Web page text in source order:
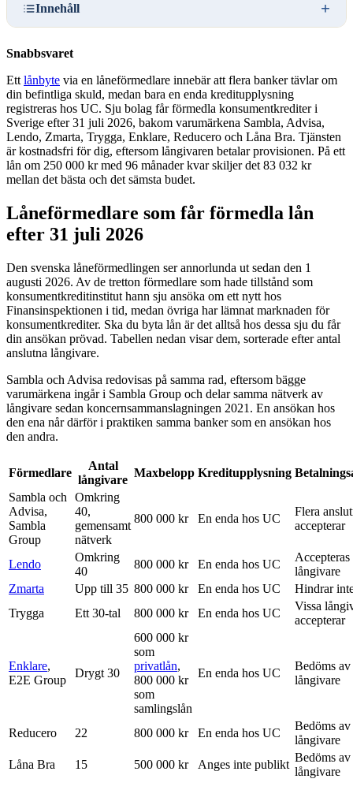
Innehåll
Snabbsvaret
Ett lånbyte via en låneförmedlare innebär att flera banker tävlar om
din befintliga skuld, medan bara en enda kreditupplysning
registreras hos UC. Sju bolag får förmedla konsumentkrediter i
Sverige efter 31 juli 2026, bakom varumärkena Sambla, Advisa,
Lendo, Zmarta, Trygga, Enklare, Reducero och Låna Bra. Tjänsten
är kostnadsfri för dig, eftersom långivaren betalar provisionen. På ett
lån om 250 000 kr med 96 månader kvar skiljer det 83 032 kr
mellan det bästa och det sämsta budet.
Låneförmedlare som får förmedla lån
efter 31 juli 2026
Den svenska låneförmedlingen ser annorlunda ut sedan den 1
augusti 2026. Av de tretton förmedlare som hade tillstånd som
konsumentkreditinstitut hann sju ansöka om ett nytt hos
Finansinspektionen i tid, medan övriga har lämnat marknaden för
konsumentkrediter. Ska du byta lån är det alltså hos dessa sju du får
din ansökan prövad. Tabellen nedan visar dem, sorterade efter antal
anslutna långivare.
Sambla och Advisa redovisas på samma rad, eftersom bägge
varumärkena ingår i Sambla Group och delar samma nätverk av
långivare sedan koncernsammanslagningen 2021. En ansökan hos
den ena når därför i praktiken samma banker som en ansökan hos
den andra.
Förmedlare
Antal
långivare
Maxbelopp Kreditupplysning
Sambla och
Advisa,
Sambla
Group
Omkring
40,
gemensamt
nätverk
800 000 kr En enda hos UC
Flera
accepterar
Lendo
Omkring
40
800 000 kr En enda hos UC
Accepteras
långivare
Zmarta
Upp till 35 800 000 kr En enda hos UC
Hindrar
Trygga
Ett 30-tal 800 000 kr En enda hos UC
Vissa
accepterar
Enklare,
E2E Group
Drygt 30
600 000 kr
som
privatlån,
800 000 kr
som
samlingslån
En enda hos UC
Bedöms
långivare
Reducero 22 800 000 kr En enda hos UC
Bedöms
långivare
Låna Bra
15 500 000 kr Anges inte publikt
Bedöms
långivare